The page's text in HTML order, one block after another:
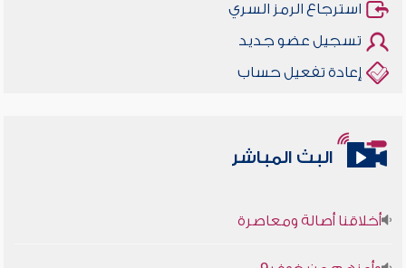
استرجاع الرمز السري
تسجيل عضو جديد
إعادة تفعيل حساب
البث المباشر
أخلاقنا أصالة ومعاصرة
وأمنهم من خوف 9